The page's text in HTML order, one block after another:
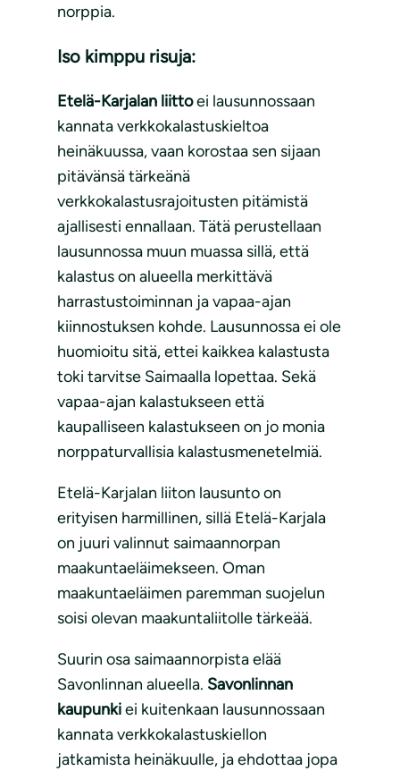
norppia.
Iso kimppu risuja:
Etelä-Karjalan liittoei lausunnossaan
kannata verkkokalastuskieltoa
heinäkuussa, vaan korostaa sen sijaan
pitävänsä tärkeänä
verkkokalastusrajoitusten pitämistä
ajallisesti ennallaan. Tätä perustellaan
lausunnossa muun muassa sillä, että
kalastus on alueella merkittävä
harrastustoiminnan ja vapaa-ajan
kiinnostuksen kohde. Lausunnossa ei ole
huomioitu sitä, ettei kaikkea kalastusta
toki tarvitse Saimaalla lopettaa. Sekä
vapaa-ajan kalastukseen että
kaupalliseen kalastukseen on jo monia
norppaturvallisia kalastusmenetelmiä.
Etelä-Karjalan liiton lausunto on
erityisen harmillinen, sillä Etelä-Karjala
on juuri valinnut saimaannorpan
maakuntaeläimekseen. Oman
maakuntaeläimen paremman suojelun
soisi olevan maakuntaliitolle tärkeää.
Suurin osa saimaannorpista elää
Savonlinnan alueella. Savonlinnan
kaupunkiei kuitenkaan lausunnossaan
kannata verkkokalastuskiellon
jatkamista heinäkuulle, ja ehdottaa jopa